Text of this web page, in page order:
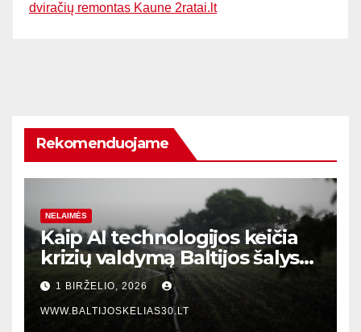
dviračių remontas Kaune 2ratai.lt
Rekomenduojame
NELAIMĖS
Kaip AI technologijos keičia
krizių valdymą Baltijos šalyse:
realaus laiko įvykių stebėjimo
sistemos
1 BIRŽELIO, 2026
WWW.BALTIJOSKELIAS30.LT